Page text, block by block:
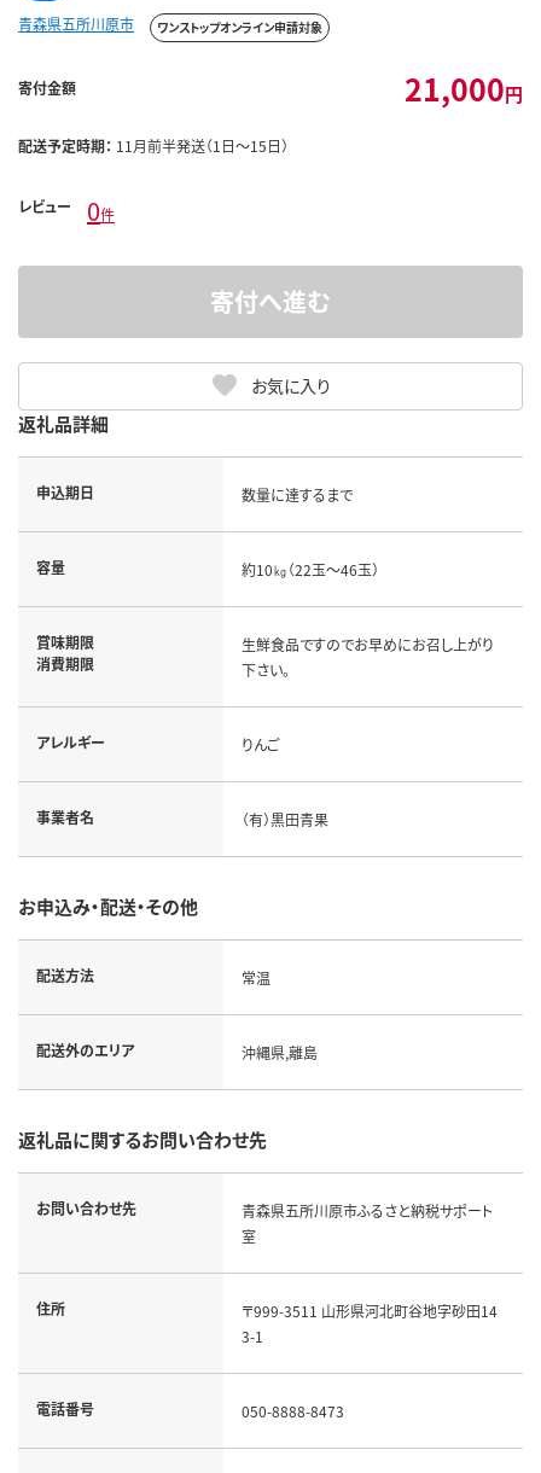
青森県五所川原市 ワンストップオンライン申請対象
寄付金額 21,000円
配送予定時期： 11月前半発送（1日～15日）
レビュー 0件
お気に入り
寄付へ進む
返礼品詳細
申込期日 数量に達するまで
容量 約10㎏（22玉～46玉）
賞味期限
消費期限
生鮮食品ですのでお早めにお召し上がり
下さい。
アレルギー りんご
事業者名 （有）黒田青果
お申込み・配送・その他
配送方法 常温
配送外のエリア 沖縄県,離島
返礼品に関するお問い合わせ先
お問い合わせ先
青森県五所川原市ふるさと納税サポート
室
住所
〒999-3511 山形県河北町谷地字砂田14
3-1
電話番号 050-8888-8473